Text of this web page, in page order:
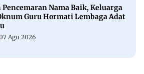
Pencemaran Nama Baik, Keluarga
Guru Hormati Lembaga Adat
Agu 2026